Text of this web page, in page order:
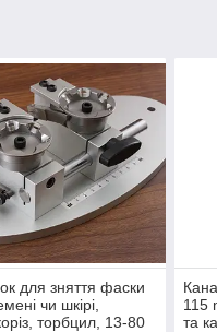
для зняття фаски
чи шкірі,
торбцил, 13-80
115
та